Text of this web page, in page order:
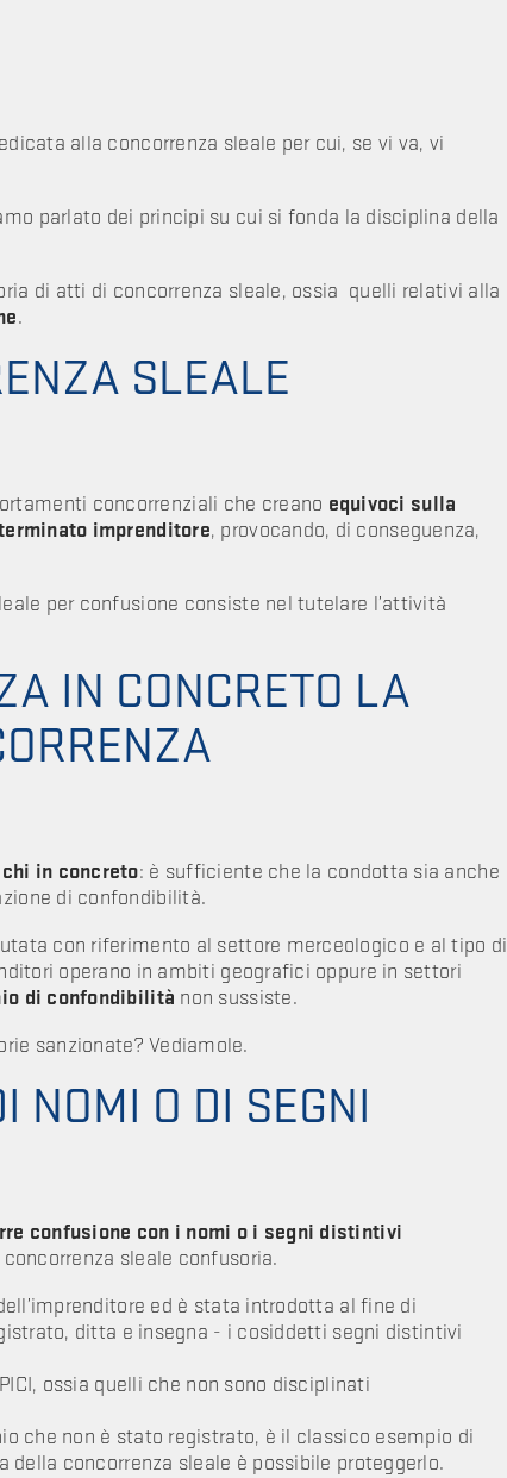
alla concorrenza sleale per cui, se vi va, vi
parlato dei principi su cui si fonda la disciplina della
di atti di concorrenza sleale, ossia quelli relativi alla
.
SLEALE
concorrenziali che creano equivoci sulla
imprenditore, provocando, di conseguenza,
per confusione consiste nel tutelare l’attività
IN CONCRETO LA
in concreto: è sufficiente che la condotta sia anche
di confondibilità.
con riferimento al settore merceologico e al tipo di
operano in ambiti geografici oppure in settori
di confondibilità non sussiste.
sanzionate? Vediamole.
NOMI O DI SEGNI
confusione con i nomi o i segni distintivi
sleale confusoria.
ed è stata introdotta al fine di
ditta e insegna - i cosiddetti segni distintivi
ossia quelli che non sono disciplinati
che non è stato registrato, è il classico esempio di
della concorrenza sleale è possibile proteggerlo.